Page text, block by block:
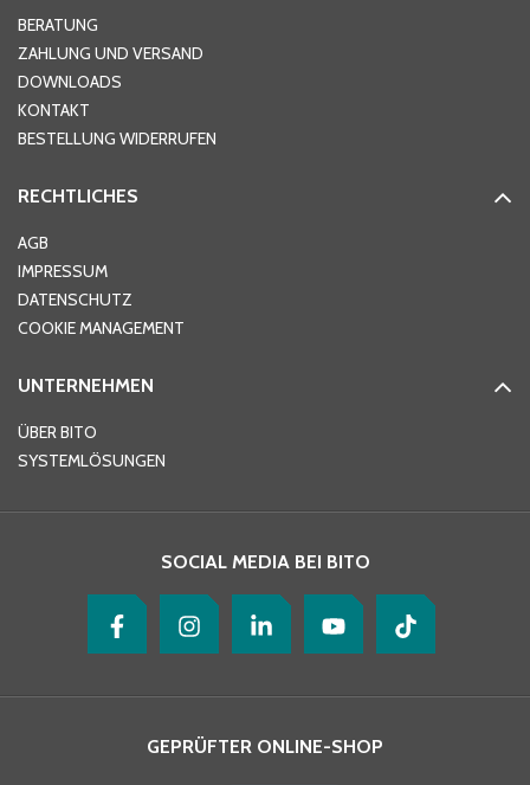
Hausnummer
Ort*
Telefon
BERATUNG
ZAHLUNG UND VERSAND
DOWNLOADS
KONTAKT
BESTELLUNG WIDERRUFEN
RECHTLICHES
AGB
IMPRESSUM
DATENSCHUTZ
COOKIE MANAGEMENT
UNTERNEHMEN
ÜBER BITO
SYSTEMLÖSUNGEN
SOCIAL MEDIA BEI BITO
GEPRÜFTER ONLINE-SHOP